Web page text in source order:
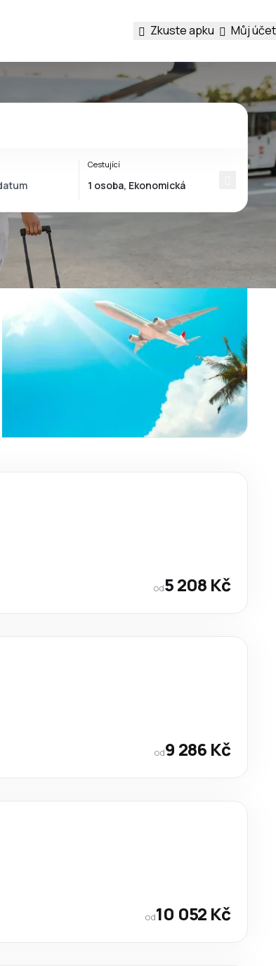
Zkuste apku Můj účet
Cestující
od5 208 Kč
od9 286 Kč
od10 052 Kč